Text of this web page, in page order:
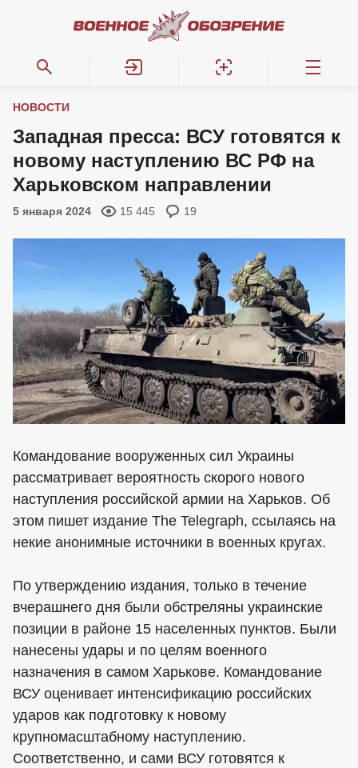
НОВОСТИ
Западная пресса: ВСУ готовятся к
новому наступлению ВС РФ на
Харьковском направлении
5 января 2024 15 445 19
Командование вооруженных сил Украины
рассматривает вероятность скорого нового
наступления российской армии на Харьков. Об
этом пишет издание The Telegraph, ссылаясь на
некие анонимные источники в военных кругах.
По утверждению издания, только в течение
вчерашнего дня были обстреляны украинские
позиции в районе 15 населенных пунктов. Были
нанесены удары и по целям военного
назначения в самом Харькове. Командование
ВСУ оценивает интенсификацию российских
ударов как подготовку к новому
крупномасштабному наступлению.
Соответственно, и сами ВСУ готовятся к